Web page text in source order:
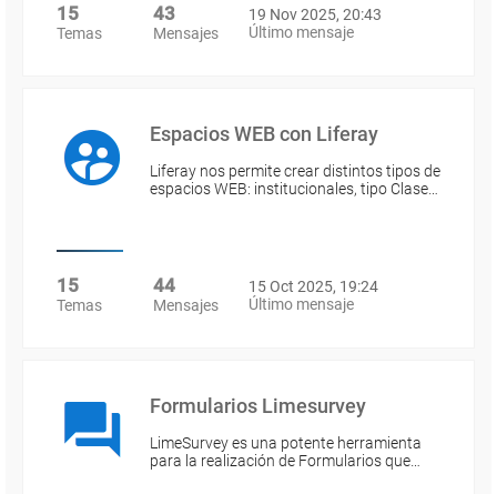
15
Temas
43
Mensajes
19 Nov 2025, 20:43
Último mensaje
Espacios WEB con Liferay
Liferay nos permite crear distintos tipos de
espacios WEB: institucionales, tipo Clase…
15
Temas
44
Mensajes
15 Oct 2025, 19:24
Último mensaje
Formularios Limesurvey
LimeSurvey es una potente herramienta
para la realización de Formularios que…